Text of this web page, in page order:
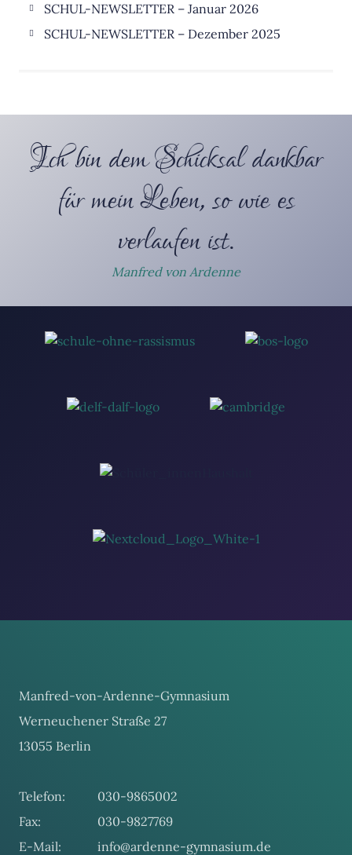
SCHUL-NEWSLETTER – Januar 2026
SCHUL-NEWSLETTER – Dezember 2025
Ich bin dem Schicksal dankbar
für mein Leben, so wie es
verlaufen ist.
Manfred von Ardenne
Manfred-von-Ardenne-Gymnasium
Werneuchener Straße 27
13055 Berlin
Telefon:
030-9865002
Fax:
030-9827769
E-Mail:
info@ardenne-gymnasium.de